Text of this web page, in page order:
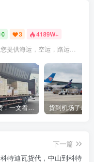
0 3 4189W+
微信1139976508，可为您提供海运，空运，路运，铁路运输
拒绝乱收费！一文看懂中国货代计费套路，教你避开所有隐形坑
下一篇
科特迪瓦货代，中山到科特